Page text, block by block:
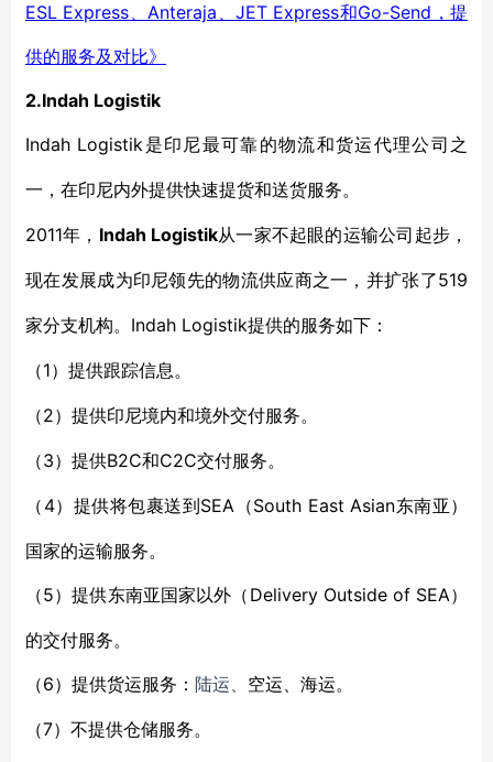
ESL Express、Anteraja、JET Express和Go-Send，提
供的服务及对比》
2.Indah Logistik
Indah Logistik是印尼最可靠的物流和货运代理公司之
一 ， 在印尼内外提供快速提货和送货服务。
2011年， Indah Logistik从一家不起眼的运输公司起步，
现在发展成为印尼领先的物流供应商之一，并扩张了519
家分支机构。Indah Logistik提供的服务如下：
（1）提供跟踪信息。
（2）提供印尼境内和境外交付服务。
（3）提供B2C和C2C交付服务。
（ 4）提供将包裹送到SEA（South East Asian东南亚）
国家的运输服务。
（5）提供东南亚国家以外（Delivery Outside of SEA）
的交付服务。
（6）提供货运服务： 陆运、 空运、海运。
（7） 不提供仓储服务。